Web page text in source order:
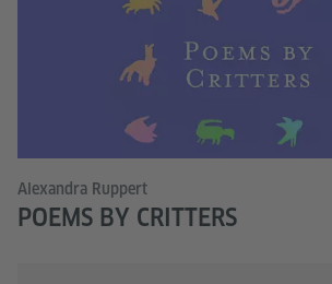
Alexandra Ruppert
POEMS BY CRITTERS